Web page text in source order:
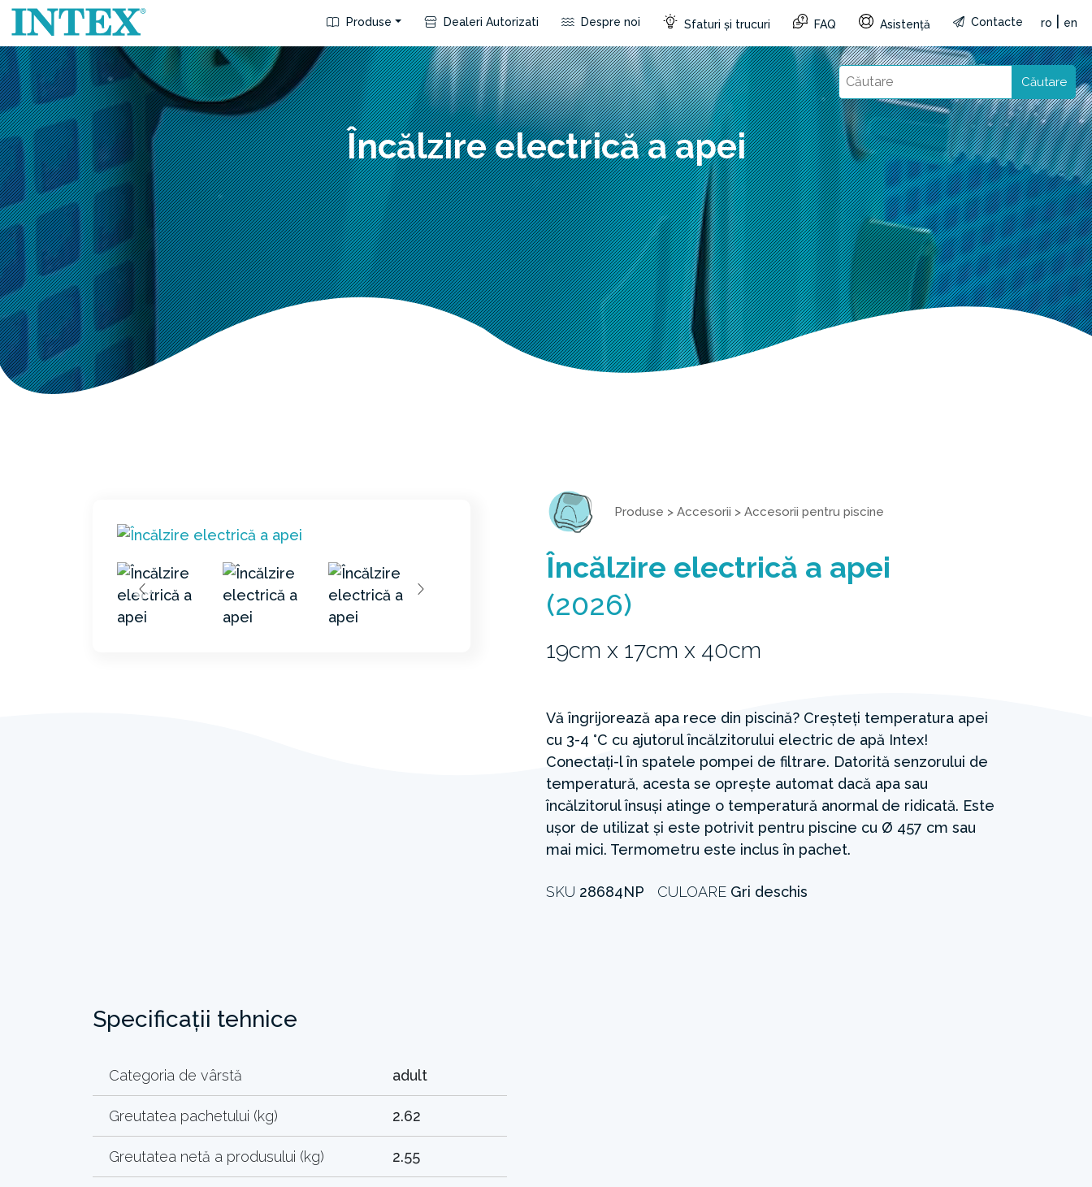
Produse Dealeri Autorizati Despre noi Sfaturi și trucuri FAQ Asistență Contacte ro en
Căutare
Încălzire electrică a apei
Produse > Accesorii > Accesorii pentru piscine
Încălzire electrică a apei
(2026)
19cm x 17cm x 40cm
Vă îngrijorează apa rece din piscină? Creșteți temperatura apei
cu 3-4 °C cu ajutorul încălzitorului electric de apă Intex!
Conectați-l în spatele pompei de filtrare. Datorită senzorului de
temperatură, acesta se oprește automat dacă apa sau
încălzitorul însuși atinge o temperatură anormal de ridicată. Este
ușor de utilizat și este potrivit pentru piscine cu Ø 457 cm sau
mai mici. Termometru este inclus în pachet.
SKU 28684NP CULOARE Gri deschis
Specificații tehnice
Categoria de vârstă adult
Greutatea pachetului (kg) 2.62
Greutatea netă a produsului (kg) 2.55